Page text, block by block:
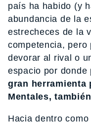
país ha habido (y
abundancia de la
estrecheces de la
competencia, pero
devorar al rival o
espacio por donde
gran herramienta
Mentales,
Hacia dentro